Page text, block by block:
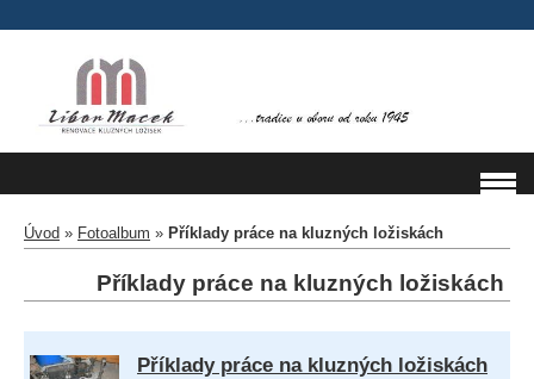
Úvod » Fotoalbum » Příklady práce na kluzných ložiskách
Příklady práce na kluzných ložiskách
Příklady práce na kluzných ložiskách